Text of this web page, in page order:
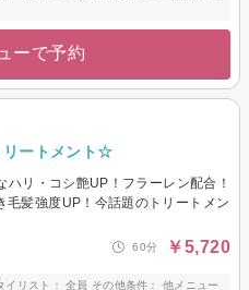
ーで予約
リートメント☆
リ・コシ艶UP！フラーレン配合！
髪強度UP！今話題のトリートメン
60分 ￥5,720
リスト： 全員 その他条件： 他メニュー